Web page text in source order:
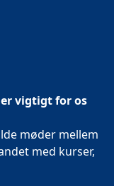
vigtigt for os
møder mellem
med kurser,